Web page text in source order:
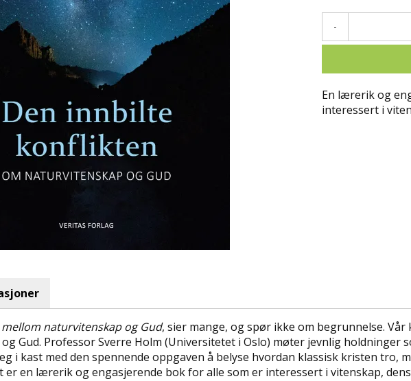
-
En lærerik og
interessert i
naturvitenskap og Gud, sier mange, og spør ikke om begrunnelse.
Gud. Professor Sverre Holm (Universitetet i Oslo) møter jevnlig holdninger
i kast med den spennende oppgaven å belyse hvordan klassisk kristen tro,
er en lærerik og engasjerende bok for alle som er interessert i vitenskap,